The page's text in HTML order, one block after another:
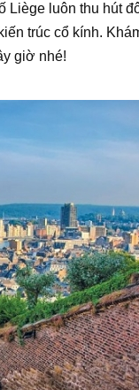
Liège luôn thu hút
trúc cổ kính.
giờ nhé!